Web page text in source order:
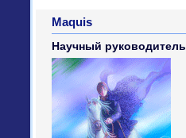
Maquis
Научный руководитель